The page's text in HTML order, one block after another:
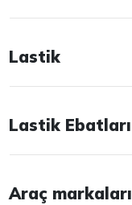
Lastik
Lastik Ebatları
Araç markaları